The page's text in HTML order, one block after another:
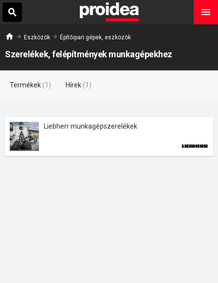
Eszközök Építőipari gépek, eszközök
Szerelékek, felépítmények munkagépekhez
Termékek (1) Hírek (1)
Liebherr munkagépszerelékek